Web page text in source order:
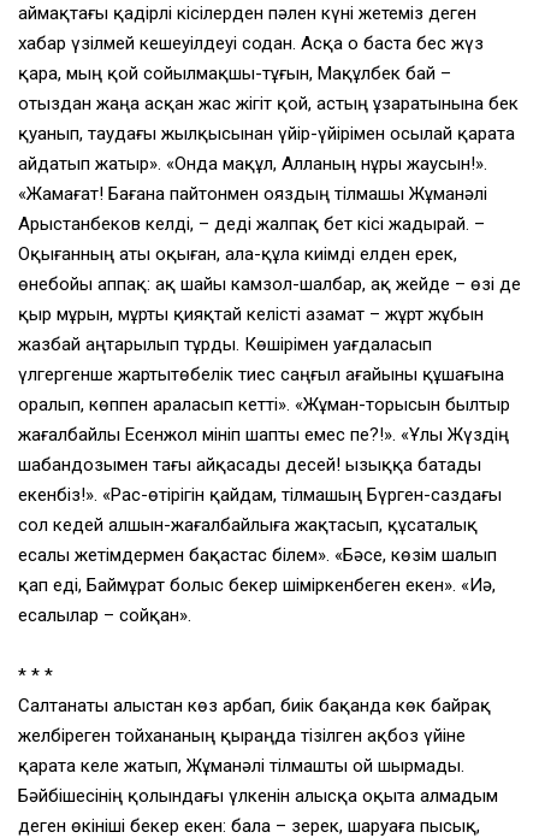
аймақтағы қадірлі кісілерден пәлен күні жетеміз деген
хабар үзілмей кешеуілдеуі содан. Асқа о баста бес жүз
қара, мың қой сойылмақшы-тұғын, Мақұлбек бай –
отыздан жаңа асқан жас жігіт қой, астың ұзаратынына бек
қуанып, таудағы жылқысынан үйір-үйірімен осылай қарата
айдатып жатыр». «Онда мақұл, Алланың нұры жаусын!».
«Жамағат! Бағана пайтонмен ояздың тілмашы Жұманәлі
Арыстанбеков келді, – деді жалпақ бет кісі жадырай. –
Оқығанның аты оқыған, ала-құла киімді елден ерек,
өнебойы аппақ: ақ шайы камзол-шалбар, ақ жейде – өзі де
қыр мұрын, мұрты қияқтай келісті азамат – жұрт жұбын
жазбай аңтарылып тұрды. Көшірімен уағдаласып
үлгергенше жартытөбелік тиес саңғыл ағайыны құшағына
оралып, көппен араласып кетті». «Жұман-торысын былтыр
жағалбайлы Есенжол мініп шапты емес пе?!». «Ұлы Жүздің
шабандозымен тағы айқасады десей! Қызыққа батады
екенбіз!». «Рас-өтірігін қайдам, тілмашың Бүрген-саздағы
сол кедей алшын-жағалбайлыға жақтасып, құсаталық
есалы жетімдермен бақастас білем». «Бәсе, көзім шалып
қап еді, Баймұрат болыс бекер шіміркенбеген екен». «Иә,
есалылар – сойқан».
* * *
Салтанаты алыстан көз арбап, биік бақанда көк байрақ
желбіреген тойхананың қыраңда тізілген ақбоз үйіне
қарата келе жатып, Жұманәлі тілмашты ой шырмады.
Бәйбішесінің қолындағы үлкенін алысқа оқыта алмадым
деген өкініші бекер екен: бала – зерек, шаруаға пысық,